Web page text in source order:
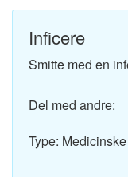
Inficere
Smitte med en
Del med andre:
Type: